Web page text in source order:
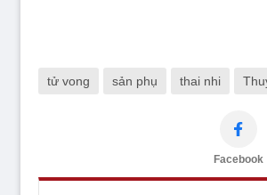
tử vong sản phụ thai nhi
Facebook